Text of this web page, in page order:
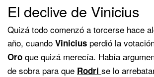
El declive de Vinicius
Quizá todo comenzó a torcerse hace
año, cuando Vinicius perdió la
Oro que quizá merecía. Había
de sobra para que Rodri se lo